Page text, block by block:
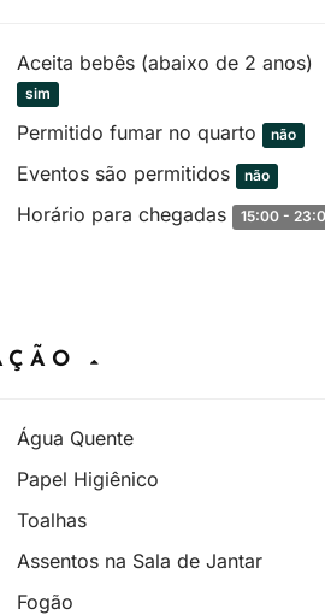
Aceita bebês (abaixo de 2 anos)
sim
Permitido fumar no quarto não
Eventos são permitidos não
Horário para chegadas 15:00 -
Água Quente
Papel Higiênico
Toalhas
Assentos na Sala de Jantar
Fogão